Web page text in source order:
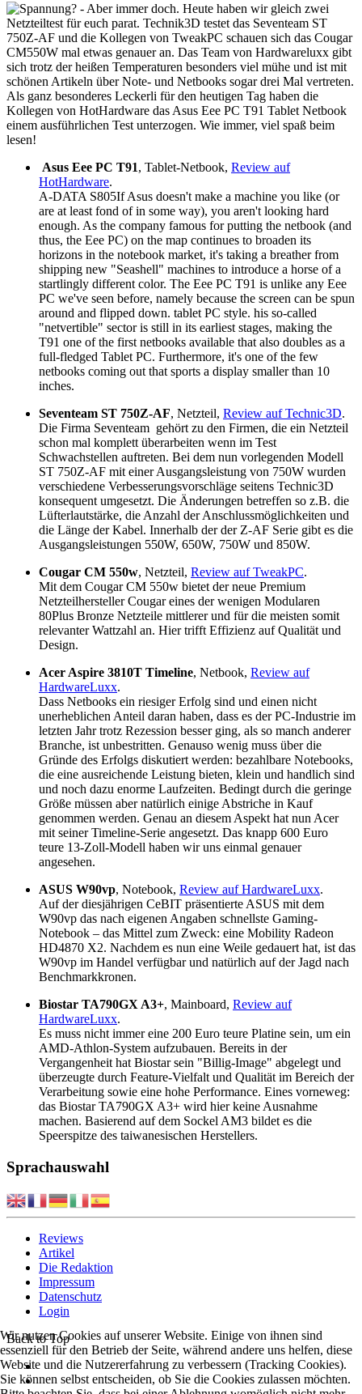
Spannung? - Aber immer doch. Heute haben wir gleich zwei
Netzteiltest für euch parat. Technik3D testet das Seventeam ST
750Z-AF und die Kollegen von TweakPC schauen sich das Cougar
CM550W mal etwas genauer an. Das Team von Hardwareluxx gibt
sich trotz der heißen Temperaturen besonders viel mühe und ist mit
schönen Artikeln über Note- und Netbooks sogar drei Mal vertreten.
Als ganz besonderes Leckerli für den heutigen Tag haben die
Kollegen von HotHardware das Asus Eee PC T91 Tablet Netbook
einem ausführlichen Test unterzogen. Wie immer, viel spaß beim
lesen!
Asus Eee PC T91, Tablet-Netbook, Review auf
HotHardware.
A-DATA S805If Asus doesn't make a machine you like (or
are at least fond of in some way), you aren't looking hard
enough. As the company famous for putting the netbook (and
thus, the Eee PC) on the map continues to broaden its
horizons in the notebook market, it's taking a breather from
shipping new "Seashell" machines to introduce a horse of a
startlingly different color. The Eee PC T91 is unlike any Eee
PC we've seen before, namely because the screen can be spun
around and flipped down. tablet PC style. his so-called
"netvertible" sector is still in its earliest stages, making the
T91 one of the first netbooks available that also doubles as a
full-fledged Tablet PC. Furthermore, it's one of the few
netbooks coming out that sports a display smaller than 10
inches.
Seventeam ST 750Z-AF, Netzteil, Review auf Technic3D.
Die Firma Seventeam gehört zu den Firmen, die ein Netzteil
schon mal komplett überarbeiten wenn im Test
Schwachstellen auftreten. Bei dem nun vorlegenden Modell
ST 750Z-AF mit einer Ausgangsleistung von 750W wurden
verschiedene Verbesserungsvorschläge seitens Technic3D
konsequent umgesetzt. Die Änderungen betreffen so z.B. die
Lüfterlautstärke, die Anzahl der Anschlussmöglichkeiten und
die Länge der Kabel. Innerhalb der der Z-AF Serie gibt es die
Ausgangsleistungen 550W, 650W, 750W und 850W.
Cougar CM 550w, Netzteil, Review auf TweakPC.
Mit dem Cougar CM 550w bietet der neue Premium
Netzteilhersteller Cougar eines der wenigen Modularen
80Plus Bronze Netzteile mittlerer und für die meisten somit
relevanter Wattzahl an. Hier trifft Effizienz auf Qualität und
Design.
Acer Aspire 3810T Timeline, Netbook, Review auf
HardwareLuxx.
Dass Netbooks ein riesiger Erfolg sind und einen nicht
unerheblichen Anteil daran haben, dass es der PC-Industrie im
letzten Jahr trotz Rezession besser ging, als so manch anderer
Branche, ist unbestritten. Genauso wenig muss über die
Gründe des Erfolgs diskutiert werden: bezahlbare Notebooks,
die eine ausreichende Leistung bieten, klein und handlich sind
und noch dazu enorme Laufzeiten. Bedingt durch die geringe
Größe müssen aber natürlich einige Abstriche in Kauf
genommen werden. Genau an diesem Aspekt hat nun Acer
mit seiner Timeline-Serie angesetzt. Das knapp 600 Euro
teure 13-Zoll-Modell haben wir uns einmal genauer
angesehen.
ASUS W90vp, Notebook, Review auf HardwareLuxx.
Auf der diesjährigen CeBIT präsentierte ASUS mit dem
W90vp das nach eigenen Angaben schnellste Gaming-
Notebook – das Mittel zum Zweck: eine Mobility Radeon
HD4870 X2. Nachdem es nun eine Weile gedauert hat, ist das
W90vp im Handel verfügbar und natürlich auf der Jagd nach
Benchmarkkronen.
Biostar TA790GX A3+, Mainboard, Review auf
HardwareLuxx.
Es muss nicht immer eine 200 Euro teure Platine sein, um ein
AMD-Athlon-System aufzubauen. Bereits in der
Vergangenheit hat Biostar sein "Billig-Image" abgelegt und
überzeugte durch Feature-Vielfalt und Qualität im Bereich der
Verarbeitung sowie eine hohe Performance. Eines vorneweg:
das Biostar TA790GX A3+ wird hier keine Ausnahme
machen. Basierend auf dem Sockel AM3 bildet es die
Speerspitze des taiwanesischen Herstellers.
Sprachauswahl
Reviews
Artikel
Die Redaktion
Impressum
Datenschutz
Login
Back to Top
Wir nutzen Cookies auf unserer Website. Einige von ihnen sind
essenziell für den Betrieb der Seite, während andere uns helfen, diese
Website und die Nutzererfahrung zu verbessern (Tracking Cookies).
Sie können selbst entscheiden, ob Sie die Cookies zulassen möchten.